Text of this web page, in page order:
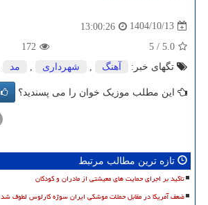
1404/10/13
13:00:26
5.0
/
5
172
تگهای خبر:
آهنگ , شهرداری , مد
این مطلب موزیک خوان را می پسندید؟
تازه ترین مطالب مرتبط
تاکید بر اجرای حمایت های معیشتی از مادران و کودکان
ضعف آمریکا در مقابل حملات موشکی ایران سوژه کارلوس لطوف شد